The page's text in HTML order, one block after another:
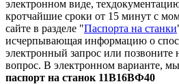
электронном виде,
кротчайшие сроки от 15 минут с
сайте в разделе "Паспорта на станки
исчерпывающая информацию о
электронный запрос или
вопрос. В электронном варианте,
паспорт на станок 11В16ВФ40